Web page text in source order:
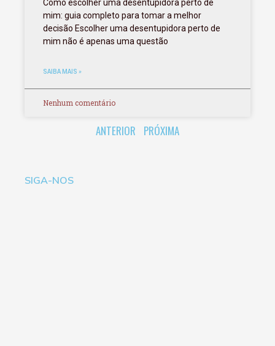
Como escolher uma desentupidora perto de
mim: guia completo para tomar a melhor
decisão Escolher uma desentupidora perto de
mim não é apenas uma questão
SAIBA MAIS »
Nenhum comentário
ANTERIOR PRÓXIMA
SIGA-NOS